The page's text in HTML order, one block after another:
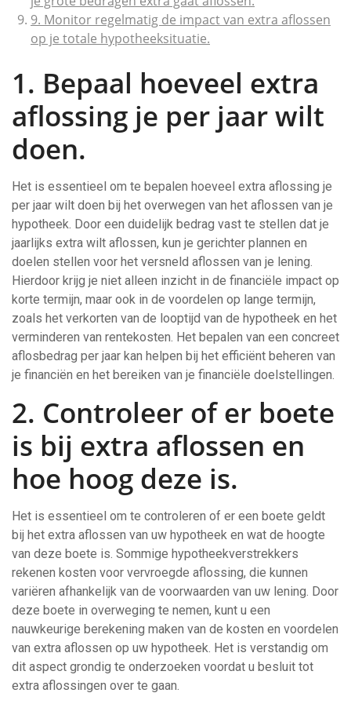
9. Monitor regelmatig de impact van extra aflossen
op je totale hypotheeksituatie.
1. Bepaal hoeveel extra
aflossing je per jaar wilt
doen.
Het is essentieel om te bepalen hoeveel extra aflossing je
per jaar wilt doen bij het overwegen van het aflossen van je
hypotheek. Door een duidelijk bedrag vast te stellen dat je
jaarlijks extra wilt aflossen, kun je gerichter plannen en
doelen stellen voor het versneld aflossen van je lening.
Hierdoor krijg je niet alleen inzicht in de financiële impact op
korte termijn, maar ook in de voordelen op lange termijn,
zoals het verkorten van de looptijd van de hypotheek en het
verminderen van rentekosten. Het bepalen van een concreet
aflosbedrag per jaar kan helpen bij het efficiënt beheren van
je financiën en het bereiken van je financiële doelstellingen.
2. Controleer of er boete
is bij extra aflossen en
hoe hoog deze is.
Het is essentieel om te controleren of er een boete geldt
bij het extra aflossen van uw hypotheek en wat de hoogte
van deze boete is. Sommige hypotheekverstrekkers
rekenen kosten voor vervroegde aflossing, die kunnen
variëren afhankelijk van de voorwaarden van uw lening. Door
deze boete in overweging te nemen, kunt u een
nauwkeurige berekening maken van de kosten en voordelen
van extra aflossen op uw hypotheek. Het is verstandig om
dit aspect grondig te onderzoeken voordat u besluit tot
extra aflossingen over te gaan.